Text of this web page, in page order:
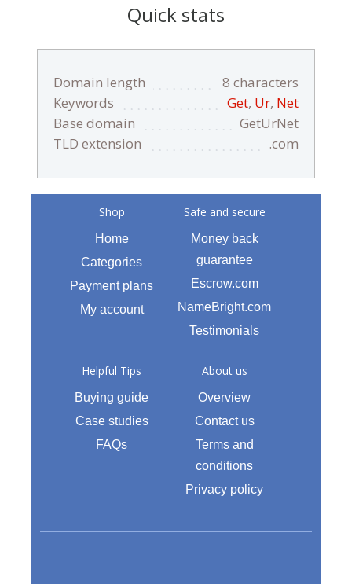
Quick stats
Domain length
8 characters
Keywords
Get, Ur, Net
Base domain
GetUrNet
TLD extension
.com
Shop
Home
Categories
Payment plans
My account
Safe and secure
Money back
guarantee
Escrow.com
NameBright.com
Testimonials
Helpful Tips
Buying guide
Case studies
FAQs
About us
Overview
Contact us
Terms and
conditions
Privacy policy